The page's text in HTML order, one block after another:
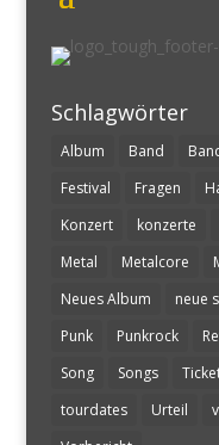
Schlagwörter
Album Band
Festival
Fragen
Konzert
konzerte
Metal
Metalcore
Neues Album
neue
Punk
Punkrock
Song
Songs
tourdates
Urteil